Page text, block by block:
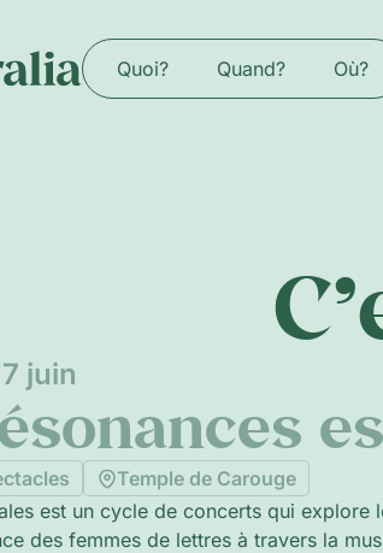
Quoi? Quand? Où?
juin
Temple de Carouge
est un cycle de concerts qui explore
des femmes de lettres à travers la